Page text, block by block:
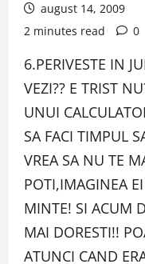
august 14, 2009
2 minutes read
0
6.PERIVESTE IN
VEZI?? E TRIST
UNUI
SA FACI TIMPUL
VREA SA NU TE
POTI,IMAGINEA
MINTE! SI ACUM
MAI DORESTI!!
ATUNCI CAND